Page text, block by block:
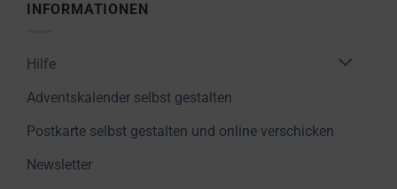
INFORMATIONEN
Hilfe
Adventskalender selbst gestalten
Postkarte selbst gestalten und online verschicken
Newsletter